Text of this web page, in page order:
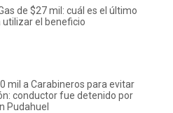
de $27 mil: cuál es el último
utilizar el beneficio
mil a Carabineros para evitar
conductor fue detenido por
Pudahuel